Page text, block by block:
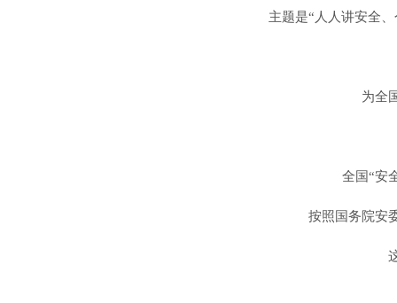
主题是“人人讲安全
为全
全国“安
按照国务院安